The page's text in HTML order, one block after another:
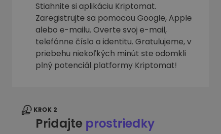
Stiahnite si aplikáciu Kriptomat.
Zaregistrujte sa pomocou Google, Apple
alebo e-mailu. Overte svoj e-mail,
telefónne číslo a identitu. Gratulujeme, v
priebehu niekoľkých minút ste odomkli
plný potenciál platformy Kriptomat!
KROK 2
Pridajte prostriedky